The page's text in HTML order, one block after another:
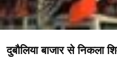
दुबौलिया बाजार से निकला